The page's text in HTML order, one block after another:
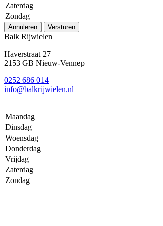
Zaterdag
Zondag
Annuleren Versturen
Balk Rijwielen
Haverstraat 27
2153 GB Nieuw-Vennep
0252 686 014
info@balkrijwielen.nl
Maandag
Dinsdag
Woensdag
Donderdag
Vrijdag
Zaterdag
Zondag